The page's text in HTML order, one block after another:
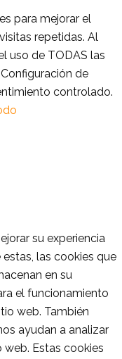
para mejorar el
repetidas. Al
uso de TODAS las
de
controlado.
su experiencia
las cookies que
en su
el funcionamiento
web. También
ayudan a analizar
Estas cookies